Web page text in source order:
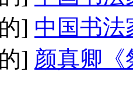
] 中国书法
] 颜真卿《